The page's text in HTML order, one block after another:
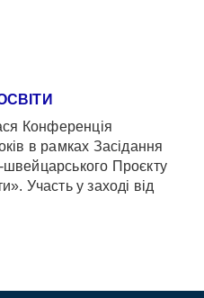
Конференція
в рамках Засідання
швейцарського Проєкту
Участь у заході від